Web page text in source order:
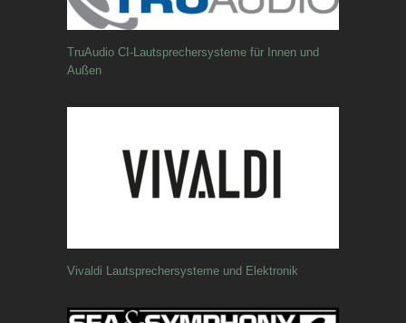
TruAudio CI-Lautsprechersysteme für Innen und
Außen
Vivaldi Lautsprechersysteme und Elektronik